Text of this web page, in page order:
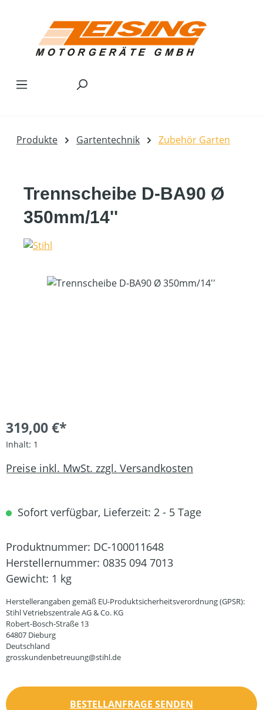
Produkte Gartentechnik Zubehör Garten
Trennscheibe D-BA90 Ø
350mm/14''
Bildergalerie überspringen
319,00 €*
Inhalt: 1
Preise inkl. MwSt. zzgl. Versandkosten
Sofort verfügbar, Lieferzeit: 2 - 5 Tage
Produktnummer: DC-100011648
Herstellernummer: 0835 094 7013
Gewicht: 1 kg
Herstellerangaben gemäß EU-Produktsicherheitsverordnung (GPSR):
Stihl Vetriebszentrale AG & Co. KG
Robert-Bosch-Straße 13
64807 Dieburg
Deutschland
grosskundenbetreuung@stihl.de
BESTELLANFRAGE SENDEN